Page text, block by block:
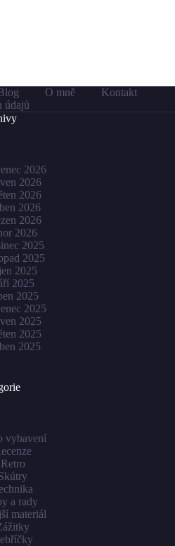
O mně
Kontakt
údajů
2026
2026
2026
2026
2026
2026
2025
2025
2025
2025
2025
2025
2025
2025
2025
vybavení
Retro
a rady
materiál